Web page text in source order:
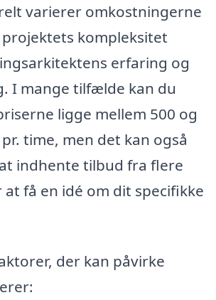
varierer omkostningerne
kompleksitet
erfaring og
I mange tilfælde kan du
ligge mellem 500 og
time, men det kan også
indhente tilbud fra flere
få en idé om dit specifikke
der kan påvirke